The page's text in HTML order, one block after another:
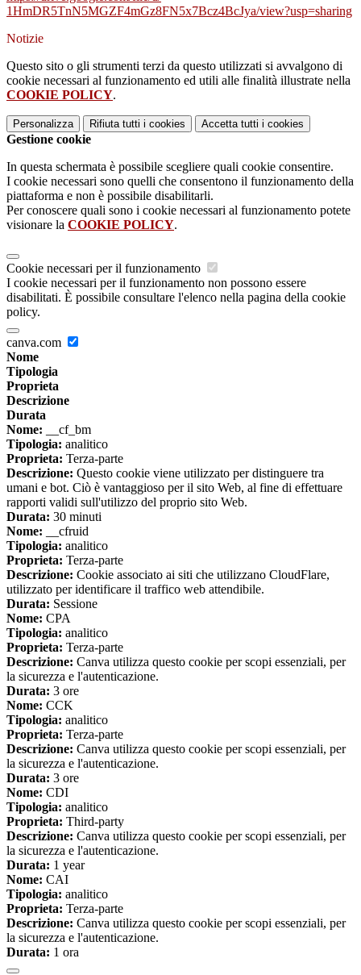
1HmDR5TnN5MGZF4mGz8FN5x7Bcz4BcJya/view?usp=sharing
Notizie
Questo sito o gli strumenti terzi da questo utilizzati si avvalgono di
cookie necessari al funzionamento ed utili alle finalità illustrate nella
COOKIE POLICY.
Personalizza Rifiuta tutti i cookies Accetta tutti i cookies
Gestione cookie
In questa schermata è possibile scegliere quali cookie consentire.
I cookie necessari sono quelli che consentono il funzionamento della
piattaforma e non è possibile disabilitarli.
Per conoscere quali sono i cookie necessari al funzionamento potete
visionare la COOKIE POLICY.
Cookie necessari per il funzionamento
I cookie necessari per il funzionamento non possono essere
disabilitati. È possibile consultare l'elenco nella pagina della cookie
policy.
canva.com
Nome
Tipologia
Proprieta
Descrizione
Durata
Nome: __cf_bm
Tipologia: analitico
Proprieta: Terza-parte
Descrizione: Questo cookie viene utilizzato per distinguere tra
umani e bot. Ciò è vantaggioso per il sito Web, al fine di effettuare
rapporti validi sull'utilizzo del proprio sito Web.
Durata: 30 minuti
Nome: __cfruid
Tipologia: analitico
Proprieta: Terza-parte
Descrizione: Cookie associato ai siti che utilizzano CloudFlare,
utilizzato per identificare il traffico web attendibile.
Durata: Sessione
Nome: CPA
Tipologia: analitico
Proprieta: Terza-parte
Descrizione: Canva utilizza questo cookie per scopi essenziali, per
la sicurezza e l'autenticazione.
Durata: 3 ore
Nome: CCK
Tipologia: analitico
Proprieta: Terza-parte
Descrizione: Canva utilizza questo cookie per scopi essenziali, per
la sicurezza e l'autenticazione.
Durata: 3 ore
Nome: CDI
Tipologia: analitico
Proprieta: Third-party
Descrizione: Canva utilizza questo cookie per scopi essenziali, per
la sicurezza e l'autenticazione.
Durata: 1 year
Nome: CAI
Tipologia: analitico
Proprieta: Terza-parte
Descrizione: Canva utilizza questo cookie per scopi essenziali, per
la sicurezza e l'autenticazione.
Durata: 1 ora